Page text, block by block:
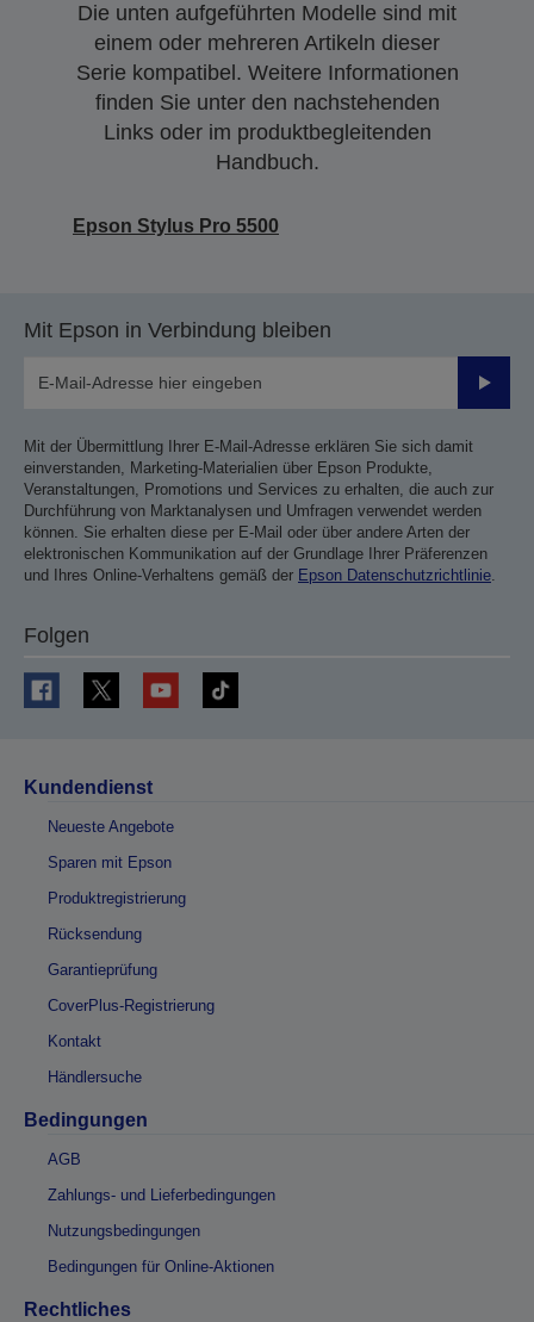
Die unten aufgeführten Modelle sind mit
einem oder mehreren Artikeln dieser
Serie kompatibel. Weitere Informationen
finden Sie unter den nachstehenden
Links oder im produktbegleitenden
Handbuch.
Epson Stylus Pro 5500
Mit Epson in Verbindung bleiben
Mit der Übermittlung Ihrer E-Mail-Adresse erklären Sie sich damit
einverstanden, Marketing-Materialien über Epson Produkte,
Veranstaltungen, Promotions und Services zu erhalten, die auch zur
Durchführung von Marktanalysen und Umfragen verwendet werden
können. Sie erhalten diese per E-Mail oder über andere Arten der
elektronischen Kommunikation auf der Grundlage Ihrer Präferenzen
und Ihres Online-Verhaltens gemäß der Epson Datenschutzrichtlinie.
Folgen
Kundendienst
Neueste Angebote
Sparen mit Epson
Produktregistrierung
Rücksendung
Garantieprüfung
CoverPlus-Registrierung
Kontakt
Händlersuche
Bedingungen
AGB
Zahlungs- und Lieferbedingungen
Nutzungsbedingungen
Bedingungen für Online-Aktionen
Rechtliches